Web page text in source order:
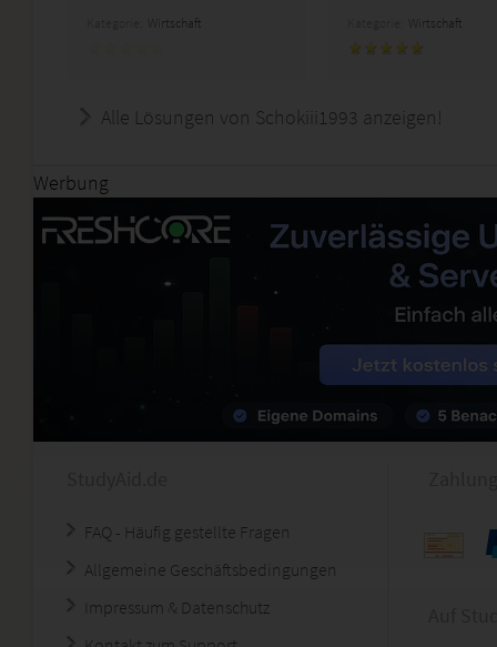
Wirtschaft Wirtschaft
Alle Lösungen von Schokiii1993 anzeigen!
Werbung
FAQ - Häufig gestellte Fragen
Allgemeine Geschäftsbedingungen
Impressum & Datenschutz